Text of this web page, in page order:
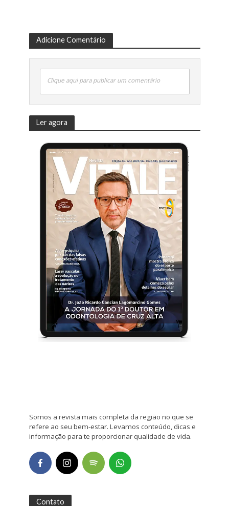
Adicione Comentário
Clique aqui para publicar um comentário
Ler agora
Somos a revista mais completa da região no que se
refere ao seu bem-estar. Levamos conteúdo, dicas e
informação para te proporcionar qualidade de vida.
Contato